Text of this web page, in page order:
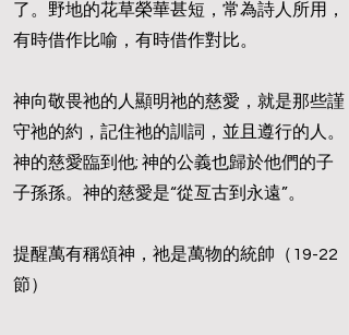
了。野地的花草榮華甚短，常為詩人所用，
有時借作比喻，有時借作對比。
神向敬畏祂的人顯明祂的慈愛，就是那些謹
守祂的約，記住祂的訓詞，並且遵行的人。
神的慈愛臨到他; 神的公義也歸於他們的子
子孫孫。神的慈愛是“從亙古到永遠”。
提醒萬有稱頌神，祂是萬物的統帥（19-22
節）